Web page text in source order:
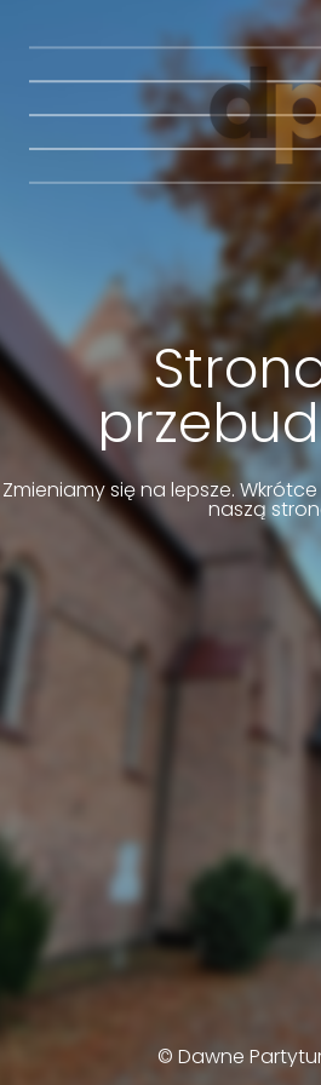
Zmieniamy się na lepsze.
naszą
© Dawne